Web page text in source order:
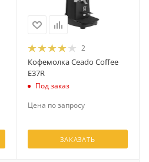
2
Кофемолка Ceado Coffee
E37R
Под заказ
Цена по запросу
ЗАКАЗАТЬ